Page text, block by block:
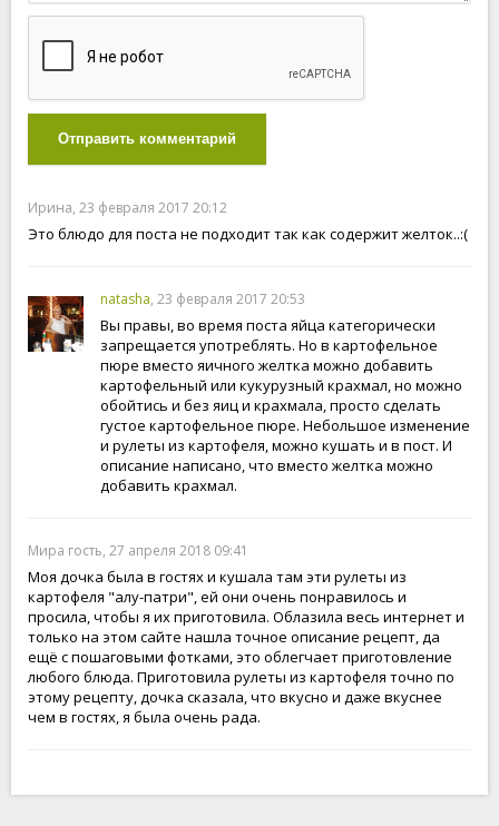
Отправить комментарий
Ирина, 23 февраля 2017 20:12
Это блюдо для поста не подходит так как содержит желток..:(
natasha, 23 февраля 2017 20:53
Вы правы, во время поста яйца категорически
запрещается употреблять. Но в картофельное
пюре вместо яичного желтка можно добавить
картофельный или кукурузный крахмал, но можно
обойтись и без яиц и крахмала, просто сделать
густое картофельное пюре. Небольшое изменение
и рулеты из картофеля, можно кушать и в пост. И
описание написано, что вместо желтка можно
добавить крахмал.
Мира гость, 27 апреля 2018 09:41
Моя дочка была в гостях и кушала там эти рулеты из
картофеля "алу-патри", ей они очень понравилось и
просила, чтобы я их приготовила. Облазила весь интернет и
только на этом сайте нашла точное описание рецепт, да
ещё с пошаговыми фотками, это облегчает приготовление
любого блюда. Приготовила рулеты из картофеля точно по
этому рецепту, дочка сказала, что вкусно и даже вкуснее
чем в гостях, я была очень рада.